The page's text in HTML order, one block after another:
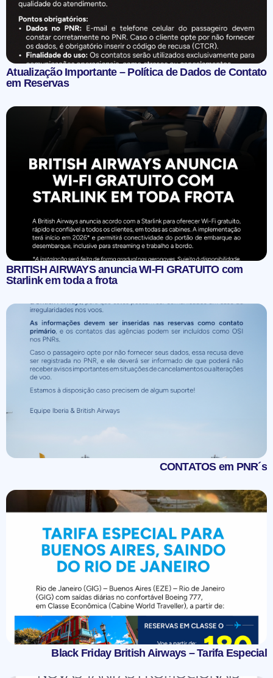
Atualização Importante – Política de Dados de Contato
em Reservas
BRITISH AIRWAYS anuncia WI-FI GRATUITO com
Starlink em toda a frota
CONTATOS em PNR´s
Black Friday British Airways – Tarifa Especial